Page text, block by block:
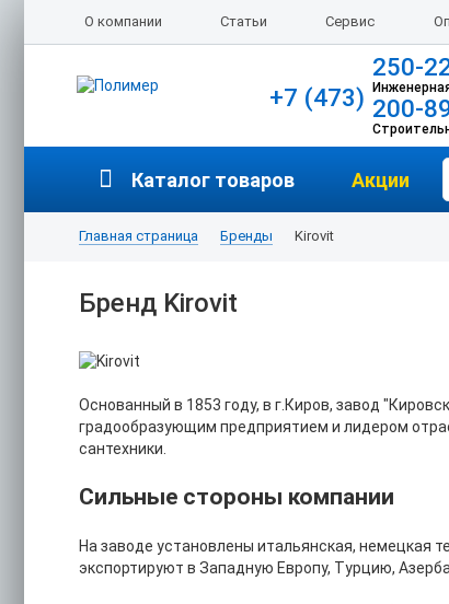
О компании Статьи Сервис
+7 (473)
250-
200-
Каталог товаров Акции
Главная страница Бренды Kirovit
Бренд Kirovit
Основанный в 1853 году, в г.Киров, завод
градообразующим предприятием и лидером
сантехники.
Сильные стороны компании
На заводе установлены итальянская, немецкая
экспортируют в Западную Европу, Турцию,